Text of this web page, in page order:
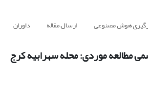
هوش مصنوعی ارسال مقاله داوران
مطالعه موردی: محله سهرابیه کرج